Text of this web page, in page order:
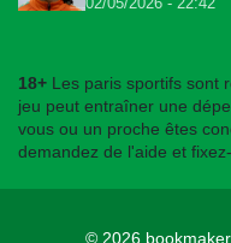
18+ Les paris sportifs sont
jeu peut entraîner une
vous ou un proche êtes
demandez de l'aide et
© 2026